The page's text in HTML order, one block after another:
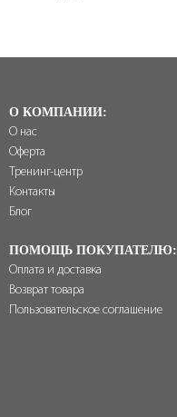
О КОМПАНИИ:
О нас
Оферта
Тренинг-центр
Контакты
Блог
ПОМОЩЬ ПОКУПАТЕЛЮ:
Оплата и доставка
Возврат товара
Пользовательское соглашение